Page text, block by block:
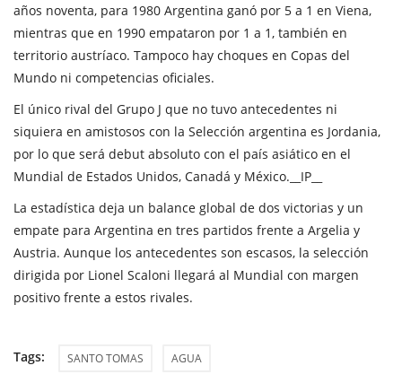
años noventa, para 1980 Argentina ganó por 5 a 1 en Viena,
mientras que en 1990 empataron por 1 a 1, también en
territorio austríaco. Tampoco hay choques en Copas del
Mundo ni competencias oficiales.
El único rival del Grupo J que no tuvo antecedentes ni
siquiera en amistosos con la Selección argentina es Jordania,
por lo que será debut absoluto con el país asiático en el
Mundial de Estados Unidos, Canadá y México.__IP__
La estadística deja un balance global de dos victorias y un
empate para Argentina en tres partidos frente a Argelia y
Austria. Aunque los antecedentes son escasos, la selección
dirigida por Lionel Scaloni llegará al Mundial con margen
positivo frente a estos rivales.
Tags: SANTO TOMAS AGUA